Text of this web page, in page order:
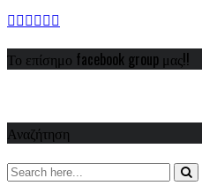
Το επίσημο facebook group μας!!
Αναζήτηση